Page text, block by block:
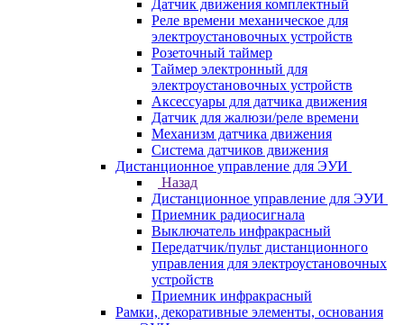
Датчик движения комплектный
Реле времени механическое для
электроустановочных устройств
Розеточный таймер
Таймер электронный для
электроустановочных устройств
Аксессуары для датчика движения
Датчик для жалюзи/реле времени
Механизм датчика движения
Система датчиков движения
Дистанционное управление для ЭУИ
Назад
Дистанционное управление для ЭУИ
Приемник радиосигнала
Выключатель инфракрасный
Передатчик/пульт дистанционного
управления для электроустановочных
устройств
Приемник инфракрасный
Рамки, декоративные элементы, основания